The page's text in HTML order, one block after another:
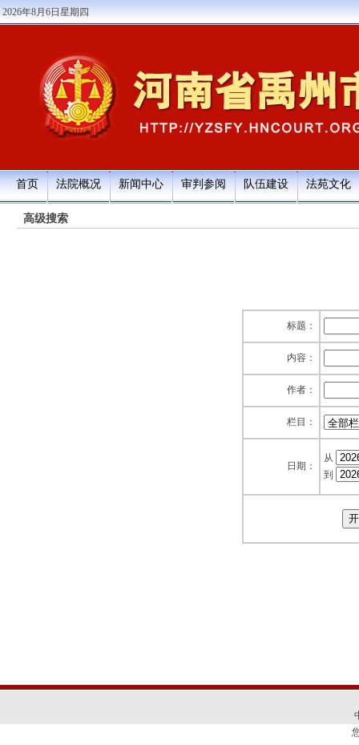
2026年8月6日星期四
首页 法院概况 新闻中心 审判参阅 队伍建设 法苑文化
高级搜索
标题：
内容：
作者：
栏目：
日期：
从
到